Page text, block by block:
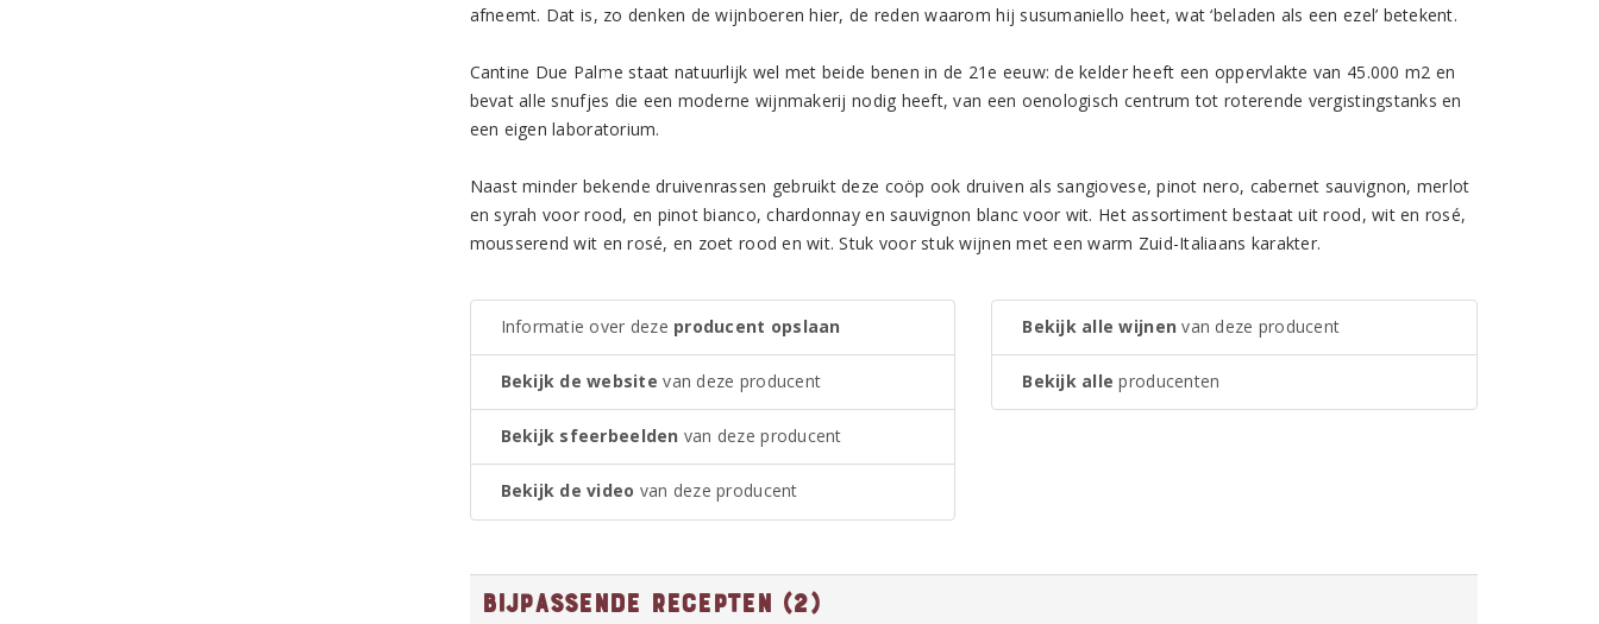
afneemt. Dat is, zo denken de wijnboeren hier, de reden waarom hij susumaniello heet, wat ‘beladen als een ezel’ betekent.
Cantine Due Palme staat natuurlijk wel met beide benen in de 21e eeuw: de kelder heeft een oppervlakte van 45.000 m2 en
bevat alle snufjes die een moderne wijnmakerij nodig heeft, van een oenologisch centrum tot roterende vergistingstanks en
een eigen laboratorium.
Naast minder bekende druivenrassen gebruikt deze coöp ook druiven als sangiovese, pinot nero, cabernet sauvignon, merlot
en syrah voor rood, en pinot bianco, chardonnay en sauvignon blanc voor wit. Het assortiment bestaat uit rood, wit en rosé,
mousserend wit en rosé, en zoet rood en wit. Stuk voor stuk wijnen met een warm Zuid-Italiaans karakter.
Informatie over deze producent opslaan
Bekijk de website van deze producent
Bekijk sfeerbeelden van deze producent
Bekijk de video van deze producent
Bekijk alle wijnen van deze producent
Bekijk alle producenten
Bijpassende recepten (2)